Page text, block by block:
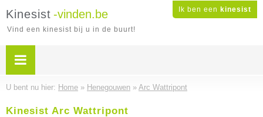
Ik ben een kinesist
Kinesist -vinden.be
Vind een kinesist bij u in de buurt!
U bent nu hier: Home » Henegouwen » Arc Wattripont
Kinesist Arc Wattripont